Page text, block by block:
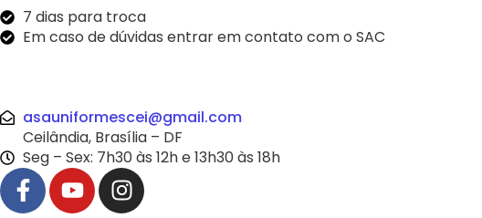
7 dias para troca
Em caso de dúvidas entrar em contato com o SAC
asauniformescei@gmail.com
Ceilândia, Brasília – DF
Seg – Sex: 7h30 às 12h e 13h30 às 18h